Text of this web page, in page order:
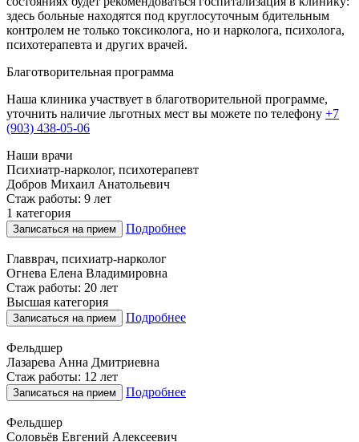
здесь больные находятся под круглосуточным бдительным
контролем не только токсиколога, но и нарколога, психолога,
психотерапевта и других врачей.
Благотворительная программа
Наша клиника участвует в благотворительной программе,
уточнить наличие льготных мест вы можете по телефону +7
(903) 438-05-06
Наши врачи
Психиатр-нарколог, психотерапевт
Добров Михаил Анатольевич
Стаж работы: 9 лет
1 категория
Записаться на прием Подробнее
Главврач, психиатр-нарколог
Огнева Елена Владимировна
Стаж работы: 20 лет
Высшая категория
Записаться на прием Подробнее
Фельдшер
Лазарева Анна Дмитриевна
Стаж работы: 12 лет
Записаться на прием Подробнее
Фельдшер
Соловьёв Евгений Алексеевич